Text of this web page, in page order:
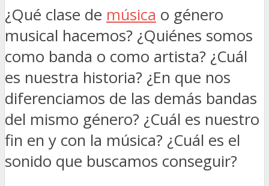
¿Qué clase de música o género
musical hacemos? ¿Quiénes somos
como banda o como artista? ¿Cuál
es nuestra historia? ¿En que nos
diferenciamos de las demás bandas
del mismo género? ¿Cuál es nuestro
fin en y con la música? ¿Cuál es el
sonido que buscamos conseguir?